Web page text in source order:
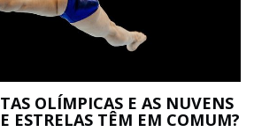
OLÍMPICAS E AS NUVENS
ESTRELAS TÊM EM COMUM?